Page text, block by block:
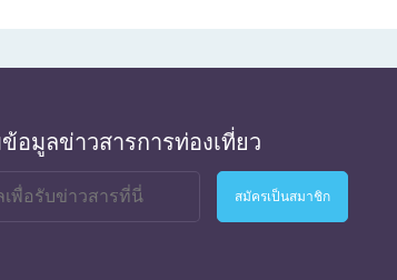
อมูลข่าวสารการท่องเที่ยว